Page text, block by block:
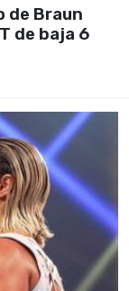
de Braun
de baja 6